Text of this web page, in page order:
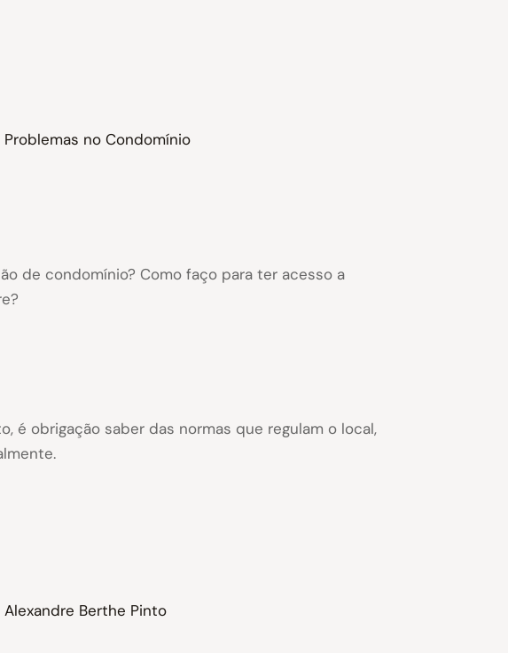
no Condomínio
de condomínio? Como faço para ter acesso a
é obrigação saber das normas que regulam o local,
Berthe Pinto